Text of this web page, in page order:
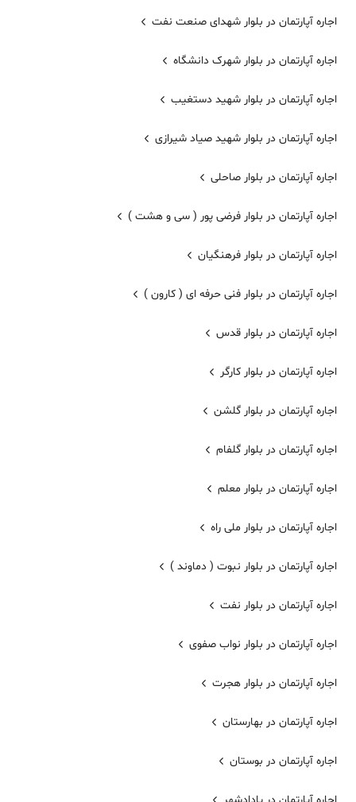
اجاره آپارتمان در بلوار شهدای صنعت نفت
اجاره آپارتمان در بلوار شهرک دانشگاه
اجاره آپارتمان در بلوار شهید دستغیب
اجاره آپارتمان در بلوار شهید صیاد شیرازی
اجاره آپارتمان در بلوار صاحلی
اجاره آپارتمان در بلوار فرضی پور ( سی و هشت )
اجاره آپارتمان در بلوار فرهنگیان
اجاره آپارتمان در بلوار فنی حرفه ای ( کارون )
اجاره آپارتمان در بلوار قدس
اجاره آپارتمان در بلوار کارگر
اجاره آپارتمان در بلوار گلشن
اجاره آپارتمان در بلوار گلفام
اجاره آپارتمان در بلوار معلم
اجاره آپارتمان در بلوار ملی راه
اجاره آپارتمان در بلوار نبوت ( دماوند )
اجاره آپارتمان در بلوار نفت
اجاره آپارتمان در بلوار نواب صفوی
اجاره آپارتمان در بلوار هجرت
اجاره آپارتمان در بهارستان
اجاره آپارتمان در بوستان